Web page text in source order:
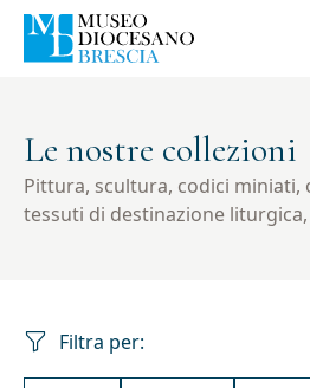
Le nostre collezioni
Pittura, scultura, codici miniati,
tessuti di destinazione
Filtra per: